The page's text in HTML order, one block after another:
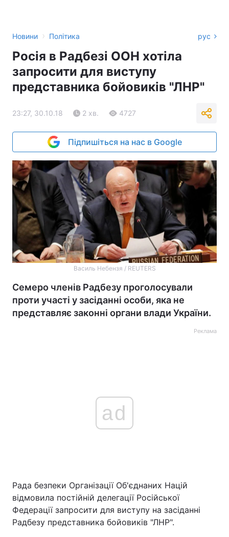
Новини › Політика рус
Росія в Радбезі ООН хотіла
запросити для виступу
представника бойовиків "ЛНР"
23:27, 30.10.18 2 хв. 4727
Підпишіться на нас в Google
Василь Небензя / REUTERS
Семеро членів Радбезу проголосували
проти участі у засіданні особи, яка не
представляє законні органи влади України.
Реклама
ad
Рада безпеки Організації Об'єднаних Націй
відмовила постійній делегації Російської
Федерації запросити для виступу на засіданні
Радбезу представника бойовиків "ЛНР".